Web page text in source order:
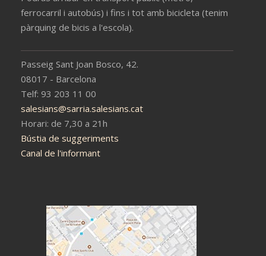
ferrocarril i autobús) i fins i tot amb bicicleta (tenim
pàrquing de bicis a l'escola).
Passeig Sant Joan Bosco, 42.
08017 - Barcelona
Telf: 93 203 11 00
salesians@sarria.salesians.cat
Horari: de 7,30 a 21h
Bústia de suggeriments
Canal de l'informant